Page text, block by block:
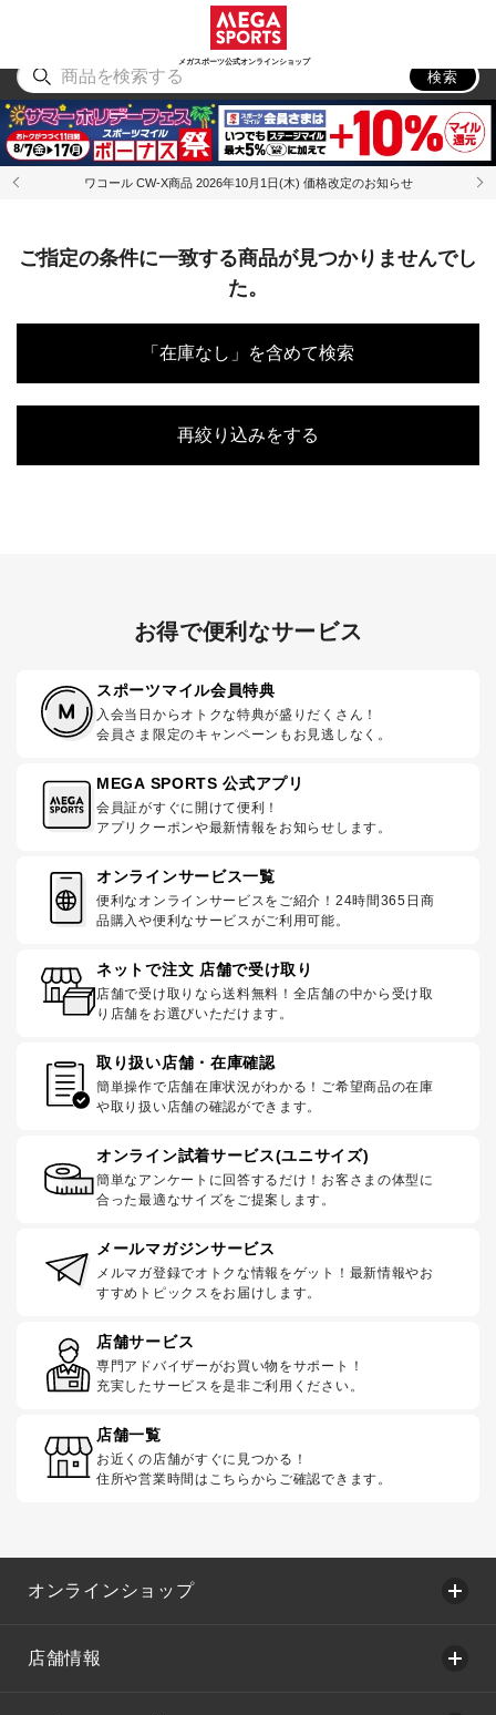
メガスポーツ公式オンラインショップ
アウトドア
検索
ワコール CW-X商品 2026年10月1日(木) 価格改定のお知らせ
ご指定の条件に一致する商品が見つかりませんでし
た。
「在庫なし」を含めて検索
再絞り込みをする
お得で便利なサービス
スポーツマイル会員特典
入会当日からオトクな特典が盛りだくさん！
会員さま限定のキャンペーンもお見逃しなく。
MEGA SPORTS 公式アプリ
会員証がすぐに開けて便利！
アプリクーポンや最新情報をお知らせします。
オンラインサービス一覧
便利なオンラインサービスをご紹介！24時間365日商
品購入や便利なサービスがご利用可能。
ネットで注文 店舗で受け取り
店舗で受け取りなら送料無料！全店舗の中から受け取
り店舗をお選びいただけます。
取り扱い店舗・在庫確認
簡単操作で店舗在庫状況がわかる！ご希望商品の在庫
や取り扱い店舗の確認ができます。
オンライン試着サービス(ユニサイズ)
簡単なアンケートに回答するだけ！お客さまの体型に
合った最適なサイズをご提案します。
メールマガジンサービス
メルマガ登録でオトクな情報をゲット！最新情報やお
すすめトピックスをお届けします。
店舗サービス
専門アドバイザーがお買い物をサポート！
充実したサービスを是非ご利用ください。
店舗一覧
お近くの店舗がすぐに見つかる！
住所や営業時間はこちらからご確認できます。
オンラインショップ
店舗情報